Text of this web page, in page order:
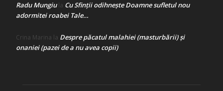
Radu Mungiula Cu Sfinții odihnește Doamne sufletul nou
adormitei roabei Tale…
Crina Marina la Despre păcatul malahiei (masturbării) şi
onaniei (pazei de a nu avea copii)